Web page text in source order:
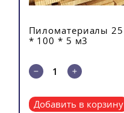
Пиломатериалы 25
* 100 * 5 м3
Добавить в корзину